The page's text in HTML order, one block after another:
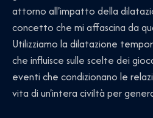
attorno all'impatto della
concetto che mi affascina da
Utilizziamo la dilatazione
che influisce sulle scelte dei
eventi che condizionano le
vita di un'intera civiltà per